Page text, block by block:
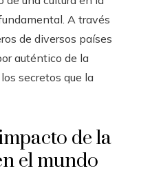
A través
de diversos países
auténtico de la
secretos que la
de la
el mundo